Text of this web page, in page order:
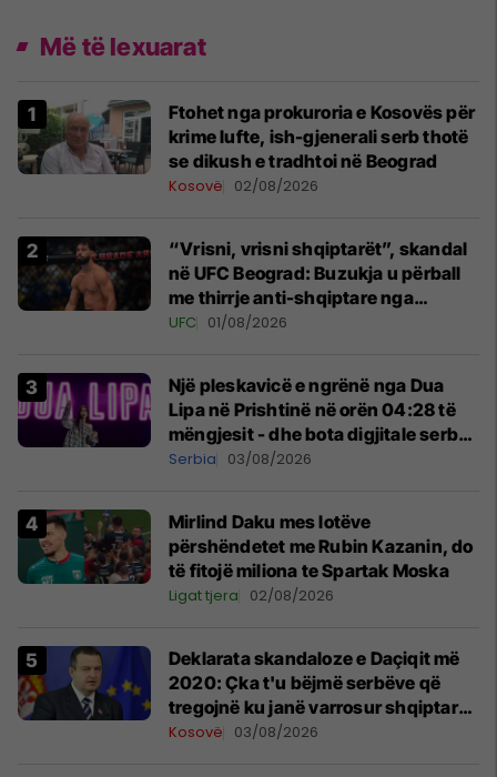
Më të lexuarat
Ftohet nga prokuroria e Kosovës për
krime lufte, ish-gjenerali serb thotë
se dikush e tradhtoi në Beograd
Kosovë 02/08/2026
“Vrisni, vrisni shqiptarët”, skandal
në UFC Beograd: Buzukja u përball
me thirrje anti-shqiptare nga
tribunat
UFC 01/08/2026
Një pleskavicë e ngrënë nga Dua
Lipa në Prishtinë në orën 04:28 të
mëngjesit - dhe bota digjitale serbe
shpall gjendjen e luftës
Serbia 03/08/2026
Mirlind Daku mes lotëve
përshëndetet me Rubin Kazanin, do
të fitojë miliona te Spartak Moska
Ligat tjera 02/08/2026
​Deklarata skandaloze e Daçiqit më
2020: Çka t'u bëjmë serbëve që
tregojnë ku janë varrosur shqiptarët
në Serbi
Kosovë 03/08/2026